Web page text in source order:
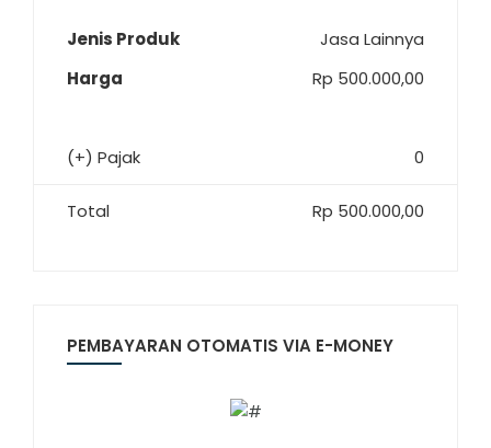
Jenis Produk
Jasa Lainnya
Harga
Rp 500.000,00
(+) Pajak 0
Total Rp 500.000,00
PEMBAYARAN OTOMATIS VIA E-MONEY